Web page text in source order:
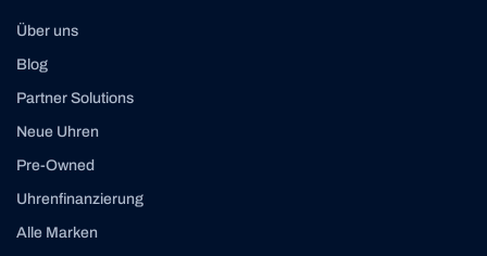
Über uns
Blog
Partner Solutions
Neue Uhren
Pre-Owned
Uhrenfinanzierung
Alle Marken